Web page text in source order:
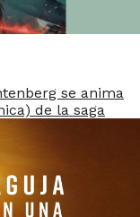
se anima
de la saga